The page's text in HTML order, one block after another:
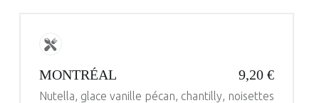
MONTRÉAL 9,20 €
Nutella, glace vanille pécan, chantilly, noisettes